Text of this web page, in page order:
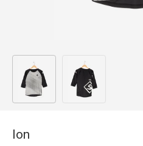
Bild 1 in Galerieansicht laden
Ion